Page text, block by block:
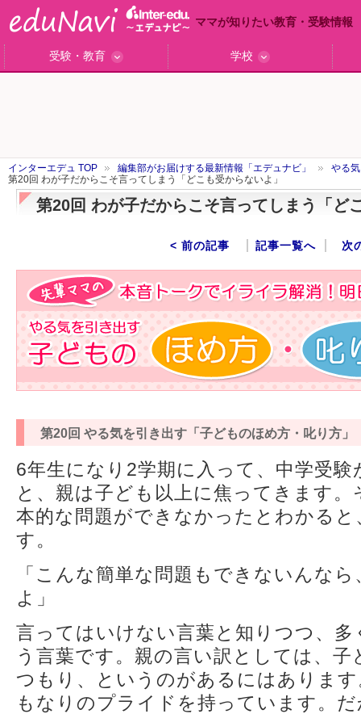
ママが知りたい教育・受験情報
受験・教育
学校
インターエデュ TOP 編集部がお届けする最新情報「エデュナビ」
やる
第20回 わが子だからこそ言ってしまう「どこも受からないよ」
第20回 わが子だからこそ言ってしまう「ど
< 前の記事 記事一覧へ 次
第20回 やる気を引き出す「子どものほめ方・叱り方」
6年生になり2学期に入って、中学受
と、親は子ども以上に焦ってきます
本的な問題ができなかったとわかる
す。
「こんな簡単な問題もできないんな
よ」
言ってはいけない言葉と知りつつ、
う言葉です。親の言い訳としては、
つもり、というのがあるにはありま
もなりのプライドを持っています。